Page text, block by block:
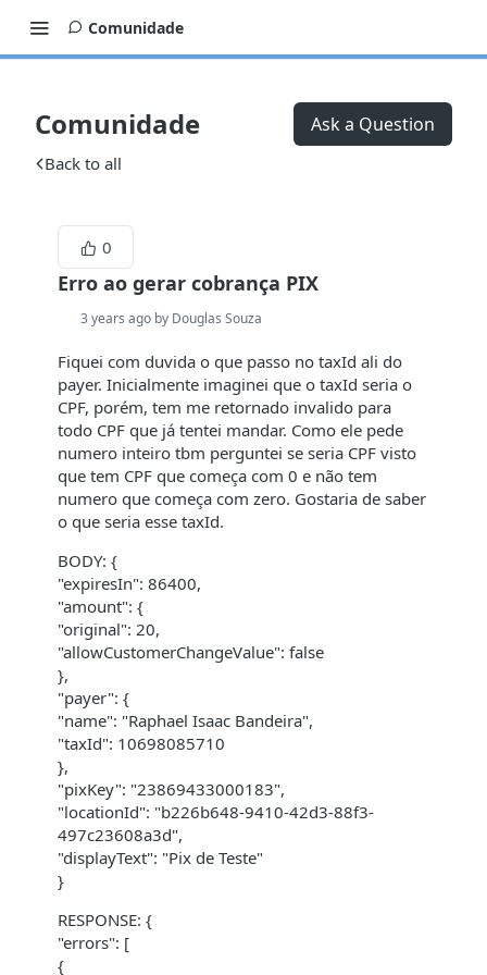
Comunidade
Comunidade Ask a Question
Back to all
0
Erro ao gerar cobrança PIX
3 years ago by Douglas Souza
Fiquei com duvida o que passo no taxId ali do
payer. Inicialmente imaginei que o taxId seria o
CPF, porém, tem me retornado invalido para
todo CPF que já tentei mandar. Como ele pede
numero inteiro tbm perguntei se seria CPF visto
que tem CPF que começa com 0 e não tem
numero que começa com zero. Gostaria de saber
o que seria esse taxId.
BODY: {
"expiresIn": 86400,
"amount": {
"original": 20,
"allowCustomerChangeValue": false
},
"payer": {
"name": "Raphael Isaac Bandeira",
"taxId": 10698085710
},
"pixKey": "23869433000183",
"locationId": "b226b648-9410-42d3-88f3-
497c23608a3d",
"displayText": "Pix de Teste"
}
RESPONSE: {
"errors": [
{